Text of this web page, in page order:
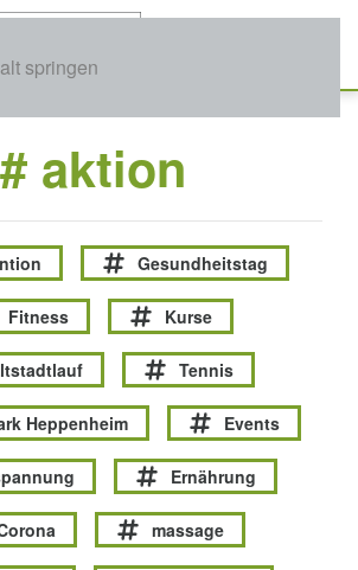
springen
# aktion
Gesundheitstag
Fitness Kurse
Tennis
Heppenheim Events
Ernährung
massage